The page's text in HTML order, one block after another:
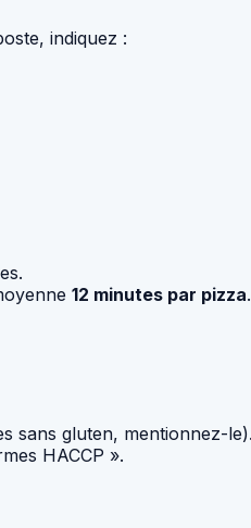
indiquez :
12 minutes par pizza.
sans gluten, mentionnez-
HACCP ».